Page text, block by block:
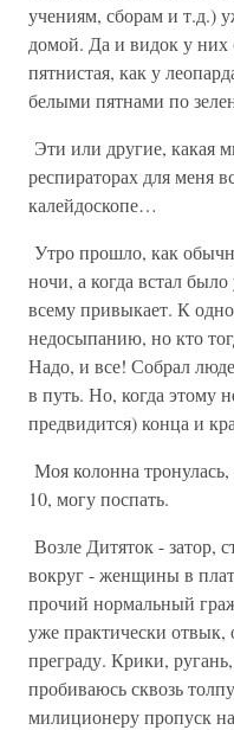
учениям, сборам и т.д.)
домой. Да и видок у
пятнистая, как у
белыми пятнами по
Эти или другие, какая
респираторах для меня
калейдоскопе…
Утро прошло, как
ночи, а когда встал
всему привыкает. К
недосыпанию, но кто
Надо, и все! Собрал
в путь. Но, когда этому
предвидится) конца и
Моя колонна
10, могу поспать.
Возле Дитяток - затор,
вокруг - женщины в
прочий нормальный
уже практически
преграду. Крики,
пробиваюсь сквозь
милиционеру пропуск